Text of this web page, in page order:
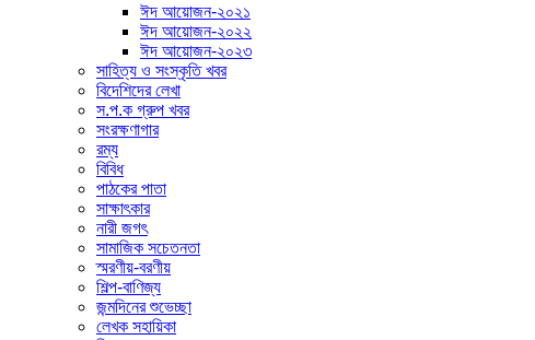
ঈদ আয়োজন-২০২১
ঈদ আয়োজন-২০২২
ঈদ আয়োজন-২০২৩
সাহিত্য ও সংস্কৃতি খবর
বিদেশিদের লেখা
স.প.ক গ্রুপ খবর
সংরক্ষণাগার
রম্য
বিবিধ
পাঠকের পাতা
সাক্ষাৎকার
নারী জগৎ
সামাজিক সচেতনতা
স্মরণীয়-বরণীয়
শিল্প-বাণিজ্য
জন্মদিনের শুভেচ্ছা
লেখক সহায়িকা